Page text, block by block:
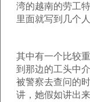
湾的越南的劳工
里面就写到几个
其中有一个比较
到那边的工头中
被警察去查问的
讲，她假如讲出